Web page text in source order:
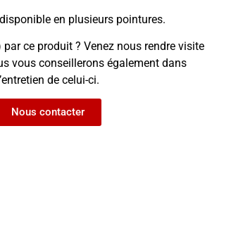
en plusieurs pointures.
ce produit ? Venez nous rendre visite
vous conseillerons également dans
de celui-ci.
Nous contacter